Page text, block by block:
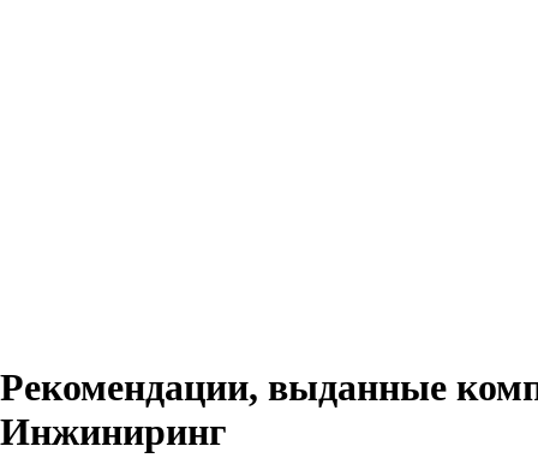
Рекомендации, выданные
Инжиниринг